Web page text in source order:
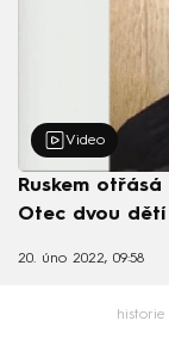
Video
Ruskem
Otec dvou
20. úno 2022, 09:58
historie